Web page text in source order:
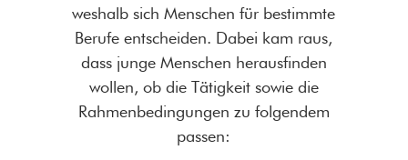
weshalb sich Menschen für bestimmte
Berufe entscheiden. Dabei kam raus,
dass junge Menschen herausfinden
wollen, ob die Tätigkeit sowie die
Rahmenbedingungen zu folgendem
passen: